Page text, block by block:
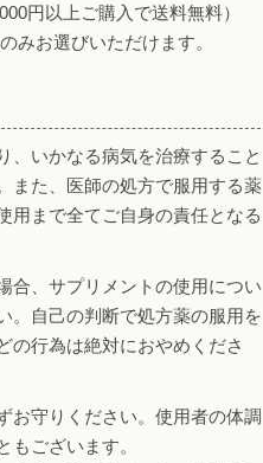
円以上ご購入で送料無料）
みお選びいただけます。
、いかなる病気を治療すること
また、医師の処方で服用する薬
用まで全てご自身の責任となる
合、サプリメントの使用につい
。自己の判断で処方薬の服用を
の行為は絶対におやめくださ
お守りください。使用者の体調
もございます。